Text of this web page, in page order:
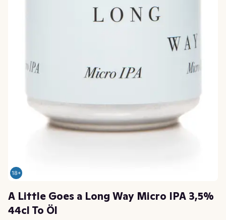
A Little Goes a Long Way Micro IPA 3,5%
44cl To Öl